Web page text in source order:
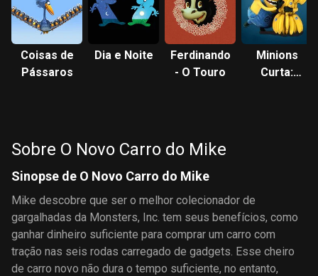
Coisas de
Pássaros
Dia e Noite
Ferdinando
- O Touro
Minions
Curta:
Sobre O Novo Carro do Mike
Sinopse de O Novo Carro do Mike
Mike descobre que ser o melhor colecionador de
gargalhadas da Monsters, Inc. tem seus benefícios, como
ganhar dinheiro suficiente para comprar um carro com
tração nas seis rodas carregado de gadgets. Esse cheiro
de carro novo não dura o tempo suficiente, no entanto,